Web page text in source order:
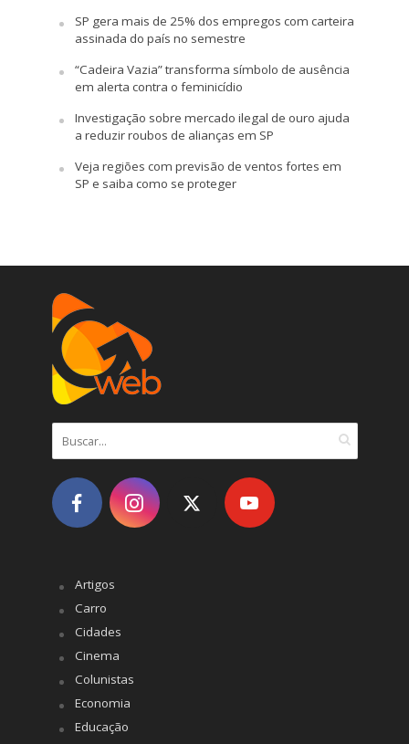
SP gera mais de 25% dos empregos com carteira
assinada do país no semestre
“Cadeira Vazia” transforma símbolo de ausência
em alerta contra o feminicídio
Investigação sobre mercado ilegal de ouro ajuda
a reduzir roubos de alianças em SP
Veja regiões com previsão de ventos fortes em
SP e saiba como se proteger
Artigos
Carro
Cidades
Cinema
Colunistas
Economia
Educação